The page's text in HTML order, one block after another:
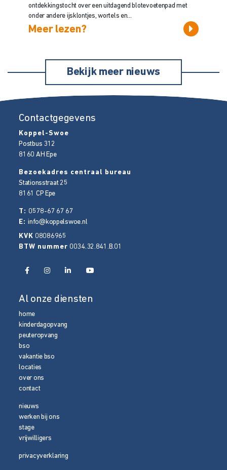
ontdekkingstocht over een uitdagend blotevoetenpad met
onder andere ijsklontjes, wortels en...
Meer lezen?
Bekijk meer nieuws
Contactgegevens
Koppel-Swoe
Postbus 312
8160 AH Epe
Bezoekadres centraal bureau
Stationsstraat 25
8161 CPEpe
T: 0578-67 67 67
E:info@koppelswoe.nl
KVK 08086965
BTW nummer 0034.32.841.B.01
Al onze diensten
home
kinderdagopvang
peuteropvang
bso
vakantie bso
locaties
over ons
contact
nieuws
werken bij ons
stage
vrijwilligers
privacyverklaring